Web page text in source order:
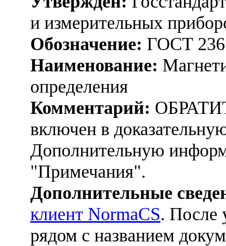
и измерительных
Обозначение: ГОСТ
Наименование:
определения
Комментарий:
включен в
Дополнительную
"Примечания".
Дополнительные
клиент NormaCS. После
рядом с названием